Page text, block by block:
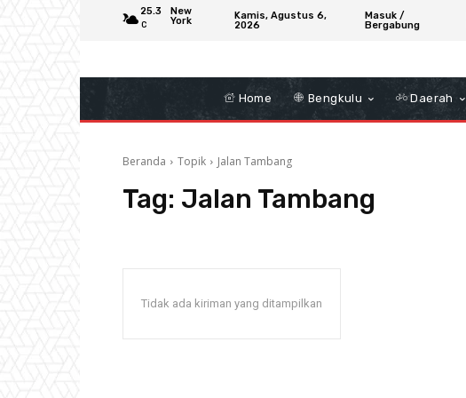
25.3
C
New
York
Kamis, Agustus 6,
2026
Masuk /
Bergabung
Home Bengkulu Daerah
Beranda Topik Jalan Tambang
Tag: Jalan Tambang
Tidak ada kiriman yang ditampilkan